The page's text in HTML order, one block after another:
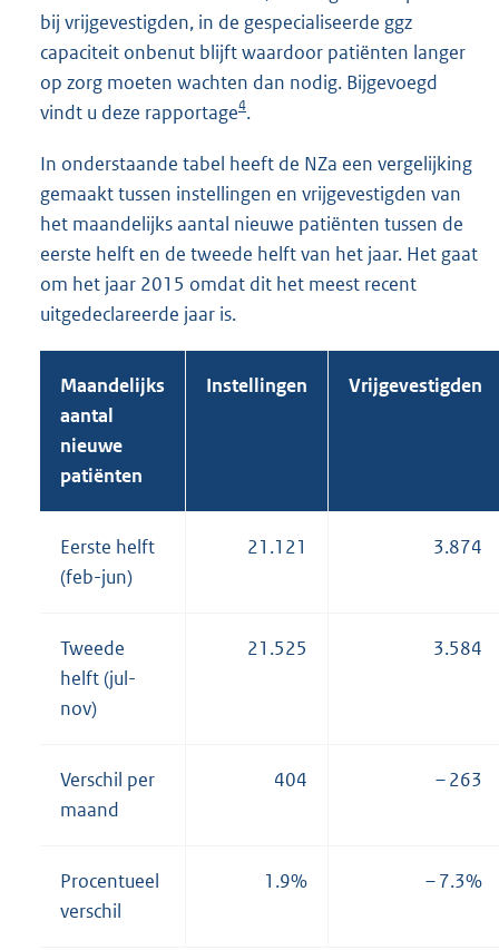
bij vrijgevestigden, in de gespecialiseerde ggz
capaciteit onbenut blijft waardoor patiënten langer
op zorg moeten wachten dan nodig. Bijgevoegd
vindt u deze rapportage4.
In onderstaande tabel heeft de NZa een vergelijking
gemaakt tussen instellingen en vrijgevestigden van
het maandelijks aantal nieuwe patiënten tussen de
eerste helft en de tweede helft van het jaar. Het gaat
om het jaar 2015 omdat dit het meest recent
uitgedeclareerde jaar is.
Maandelijks
aantal
nieuwe
patiënten
Instellingen Vrijgevestigden
Eerste helft
(feb-jun)
21.121 3.874
Tweede
helft (jul-
nov)
21.525 3.584
Verschil per
maand
404 – 263
Procentueel
verschil
1.9% – 7.3%